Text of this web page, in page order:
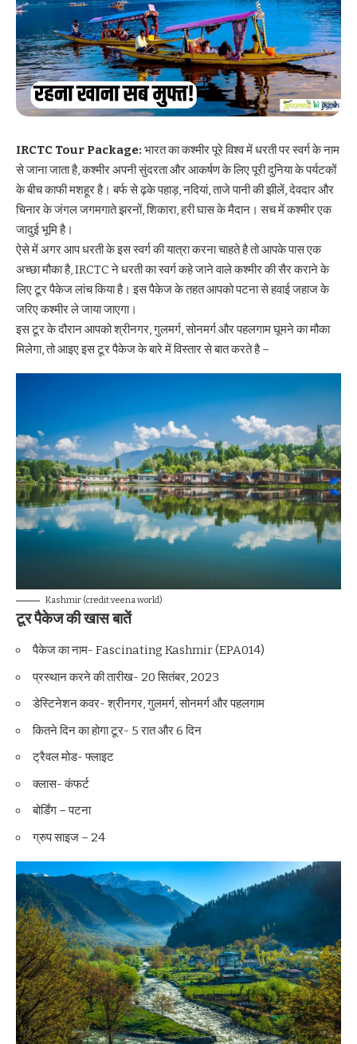
IRCTC Tour Package: भारत का कश्मीर पूरे विश्व में धरती पर स्वर्ग के नाम
से जाना जाता है, कश्मीर अपनी सुंदरता और आकर्षण के लिए पूरी दुनिया के पर्यटकों
के बीच काफी मशहूर है। बर्फ से ढ़के पहाड़, नदियां, ताजे पानी की झीलें, देवदार और
चिनार के जंगल जगमगाते झरनों, शिकारा, हरी घास के मैदान। सच में कश्मीर एक
जादुई भूमि है।
ऐसे में अगर आप धरती के इस स्वर्ग की यात्रा करना चाहते है तो आपके पास एक
अच्छा मौका है, IRCTC ने धरती का स्वर्ग कहे जाने वाले कश्मीर की सैर कराने के
लिए टूर पैकेज लांच किया है। इस पैकेज के तहत आपको पटना से हवाई जहाज के
जरिए कश्मीर ले जाया जाएगा।
इस टूर के दौरान आपको श्रीनगर, गुलमर्ग, सोनमर्ग और पहलगाम घूमने का मौका
मिलेगा, तो आइए इस टूर पैकेज के बारे में विस्तार से बात करते है –
Kashmir (credit:veena world)
टूर पैकेज की खास बातें
पैकेज का नाम- Fascinating Kashmir (EPA014)
प्रस्थान करने की तारीख- 20 सितंबर, 2023
डेस्टिनेशन कवर- श्रीनगर, गुलमर्ग, सोनमर्ग और पहलगाम
कितने दिन का होगा टूर- 5 रात और 6 दिन
ट्रैवल मोड- फ्लाइट
क्लास- कंफर्ट
बोर्डिंग – पटना
ग्रुप साइज – 24